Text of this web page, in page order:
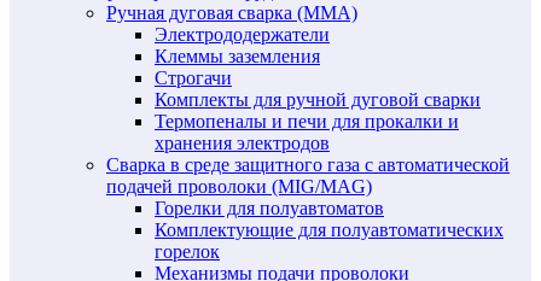
Ручная дуговая сварка (MMA)
Электрододержатели
Клеммы заземления
Строгачи
Комплекты для ручной дуговой сварки
Термопеналы и печи для прокалки и
хранения электродов
Сварка в среде защитного газа с автоматической
подачей проволоки (MIG/MAG)
Горелки для полуавтоматов
Комплектующие для полуавтоматических
горелок
Механизмы подачи проволоки